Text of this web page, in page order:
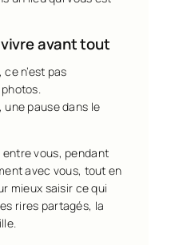
avant tout
n’est pas
une pause dans le
vous, pendant
avec vous, tout en
mieux saisir ce qui
rires partagés, la